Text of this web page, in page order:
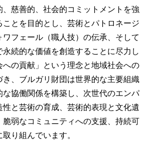
、慈善的、社会的コミットメントを強
ことを目的とし、芸術とパトロネージ
ワフェール（職人技）の伝承、そして
続的な価値を創造することに尽力し
への貢献」という理念と地域社会への
き、ブルガリ財団は世界的な主要組織
な協働関係を構築し、次世代のエンパ
性と芸術の育成、芸術的表現と文化遺
脆弱なコミュニティへの支援、持続可
り組んでいます。